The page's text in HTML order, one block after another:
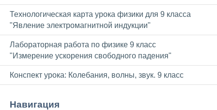
Технологическая карта урока физики для 9 класса
"Явление электромагнитной индукции"
Лабораторная работа по физике 9 класс
"Измерение ускорения свободного падения"
Конспект урока: Колебания, волны, звук. 9 класс
Навигация